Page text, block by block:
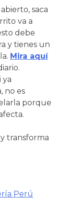
saca
va a
debe
y tienes un
Mira aquí
ya
no es
porque
y transforma
Perú